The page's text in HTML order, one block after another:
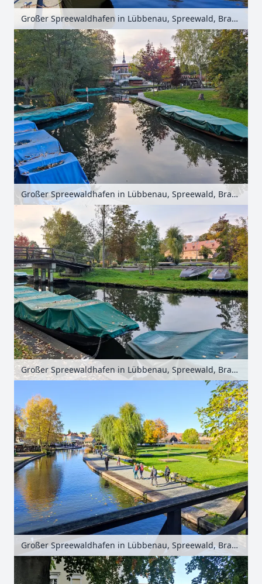
Großer Spreewaldhafen in Lübbenau, Spreewald, Brandenburg, Deutschland
Großer Spreewaldhafen in Lübbenau, Spreewald, Brandenburg, Deutschland
Großer Spreewaldhafen in Lübbenau, Spreewald, Brandenburg, Deutschland
Großer Spreewaldhafen in Lübbenau, Spreewald, Brandenburg, Deutschland